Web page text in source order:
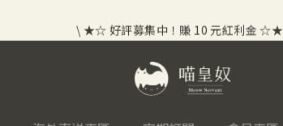
\ ★☆ 好評募集中！賺 10 元紅利金 ☆★ /
⟡⣠𝘄𝗲𝗹𝗰𝗼𝗺𝗲 ⁘ 新會員贈 50 元紅利金